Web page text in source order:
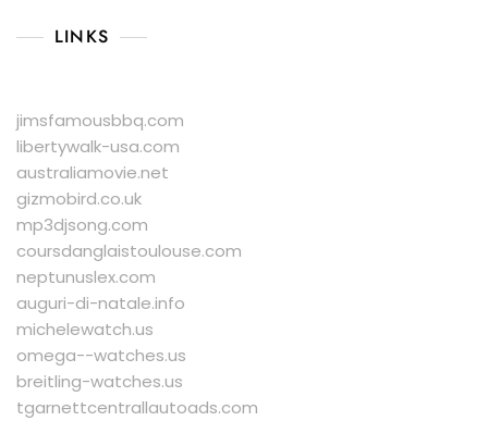
LINKS
jimsfamousbbq.com
libertywalk-usa.com
australiamovie.net
gizmobird.co.uk
mp3djsong.com
coursdanglaistoulouse.com
neptunuslex.com
auguri-di-natale.info
michelewatch.us
omega--watches.us
breitling-watches.us
tgarnettcentrallautoads.com